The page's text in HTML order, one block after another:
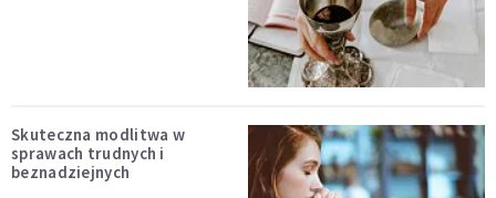
Skuteczna modlitwa w
sprawach trudnych i
beznadziejnych